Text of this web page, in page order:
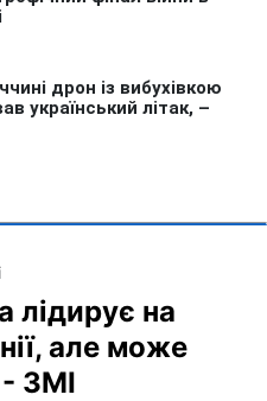
лідирує на
але може
ЗМІ